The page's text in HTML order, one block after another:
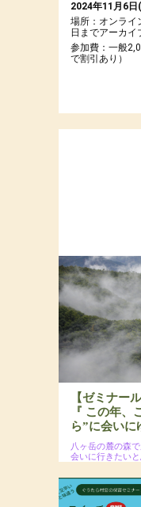
2024年11月6
場所：オンライ
日までアーカイ
参加費：一般
で割引あり）
【ゼミナー
『 この年、
ら”に会いに
八ヶ岳の麓の森
会いに行きたいと
そのあたりは悪
2024年10月20